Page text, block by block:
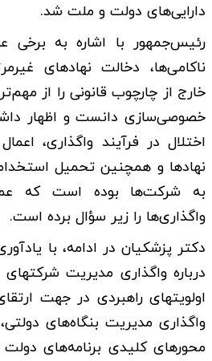
دارایی‌های دولت و ملت شد.
رئیس‌جمهور با اشاره به برخی
ناکامی‌ها، دخالت نهادهای
خارج از چارچوب قانونی را از
خصوصی‌سازی دانست و اظهار
اختلال در فرآیند واگذاری،
نهادها و همچنین تحمیل
به شرکت‌ها بوده است که
واگذاری‌ها را زیر سؤال برده است.
دکتر پزشکیان در ادامه، با
درباره واگذاری مدیریت
اولویتهای راهبردی در جهت
واگذاری مدیریت بنگاه‌های
محورهای کلیدی برنامه‌های